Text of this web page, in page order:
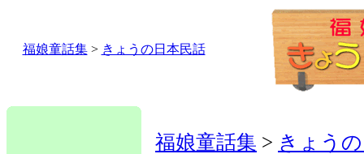
福娘童話集> きょうの日本民話
福娘童話集 > きょう